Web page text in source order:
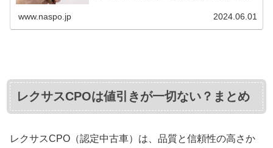
www.naspo.jp 2024.06.01
レクサスCPOは値引きが一切ない？まとめ
レクサスCPO（認定中古車）は、品質と信頼性の高さか